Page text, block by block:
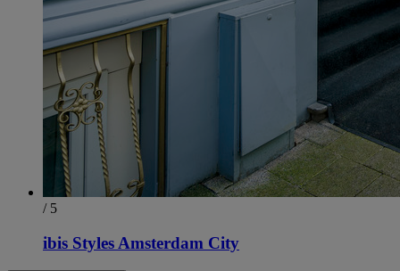
/ 5
ibis Styles Amsterdam City